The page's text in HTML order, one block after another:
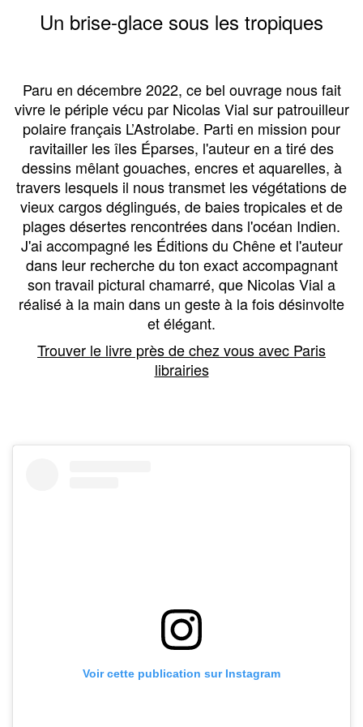
Un brise-glace sous les tropiques
Paru en décembre 2022, ce bel ouvrage nous fait
vivre le périple vécu par Nicolas Vial sur patrouilleur
polaire français L’Astrolabe. Parti en mission pour
ravitailler les îles Éparses, l'auteur en a tiré des
dessins mêlant gouaches, encres et aquarelles, à
travers lesquels il nous transmet les végétations de
vieux cargos déglingués, de baies tropicales et de
plages désertes rencontrées dans l'océan Indien.
J'ai accompagné les Éditions du Chêne et l'auteur
dans leur recherche du ton exact accompagnant
son travail pictural chamarré, que Nicolas Vial a
réalisé à la main dans un geste à la fois désinvolte
et élégant.
Trouver le livre près de chez vous avec Paris
librairies
Voir cette publication sur Instagram